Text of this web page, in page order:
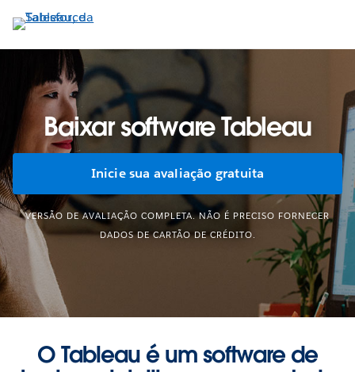
Pular
para
o
principal
Baixar software Tableau
Inicie sua avaliação gratuita
VERSÃO DE AVALIAÇÃO COMPLETA. NÃO É PRECISO FORNECER
DADOS DE CARTÃO DE CRÉDITO.
O Tableau é um software de